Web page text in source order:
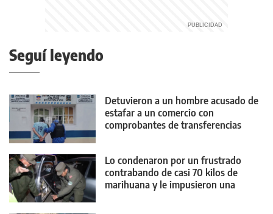
Seguí leyendo
Detuvieron a un hombre acusado de
estafar a un comercio con
comprobantes de transferencias
Lo condenaron por un frustrado
contrabando de casi 70 kilos de
marihuana y le impusieron una